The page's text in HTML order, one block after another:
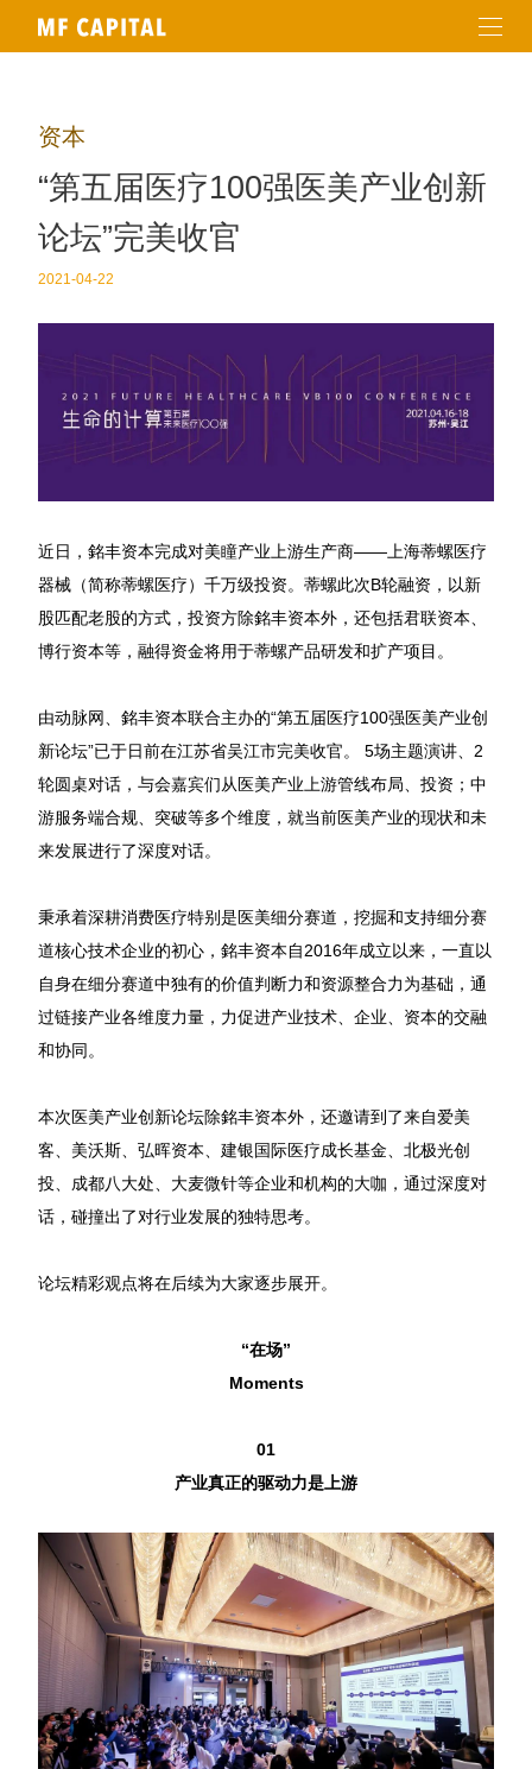
资本
“第五届医疗100强医美产业创新
论坛”完美收官
2021-04-22
近日，銘丰资本完成对美瞳产业上游生产商——上海蒂螺医疗
器械（简称蒂螺医疗）千万级投资。蒂螺此次B轮融资，以新
股匹配老股的方式，投资方除銘丰资本外，还包括君联资本、
博行资本等，融得资金将用于蒂螺产品研发和扩产项目。
由动脉网、銘丰资本联合主办的“第五届医疗100强医美产业创
新论坛”已于日前在江苏省吴江市完美收官。 5场主题演讲、2
轮圆桌对话，与会嘉宾们从医美产业上游管线布局、投资；中
游服务端合规、突破等多个维度，就当前医美产业的现状和未
来发展进行了深度对话。
秉承着深耕消费医疗特别是医美细分赛道，挖掘和支持细分赛
道核心技术企业的初心，銘丰资本自2016年成立以来，一直以
自身在细分赛道中独有的价值判断力和资源整合力为基础，通
过链接产业各维度力量，力促进产业技术、企业、资本的交融
和协同。
本次医美产业创新论坛除銘丰资本外，还邀请到了来自爱美
客、美沃斯、弘晖资本、建银国际医疗成长基金、北极光创
投、成都八大处、大麦微针等企业和机构的大咖，通过深度对
话，碰撞出了对行业发展的独特思考。
论坛精彩观点将在后续为大家逐步展开。
“在场”
Moments
01
产业真正的驱动力是上游